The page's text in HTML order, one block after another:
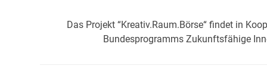
Das Projekt “Kreativ.Raum.Börse“ findet in
Bundesprogramms Zukunftsfähige